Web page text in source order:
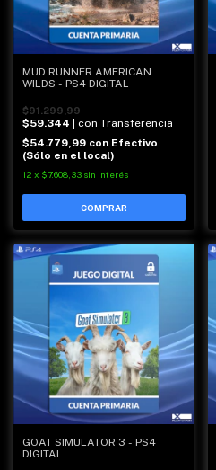
MUD RUNNER AMERICAN
WILDS - PS4 DIGITAL
$91.299,99
$59.344 | con Transferencia
$54.779,99 con Efectivo
(Sólo en el local)
12 x $7.608,33 sin interés
GOAT SIMULATOR 3 - PS4
DIGITAL